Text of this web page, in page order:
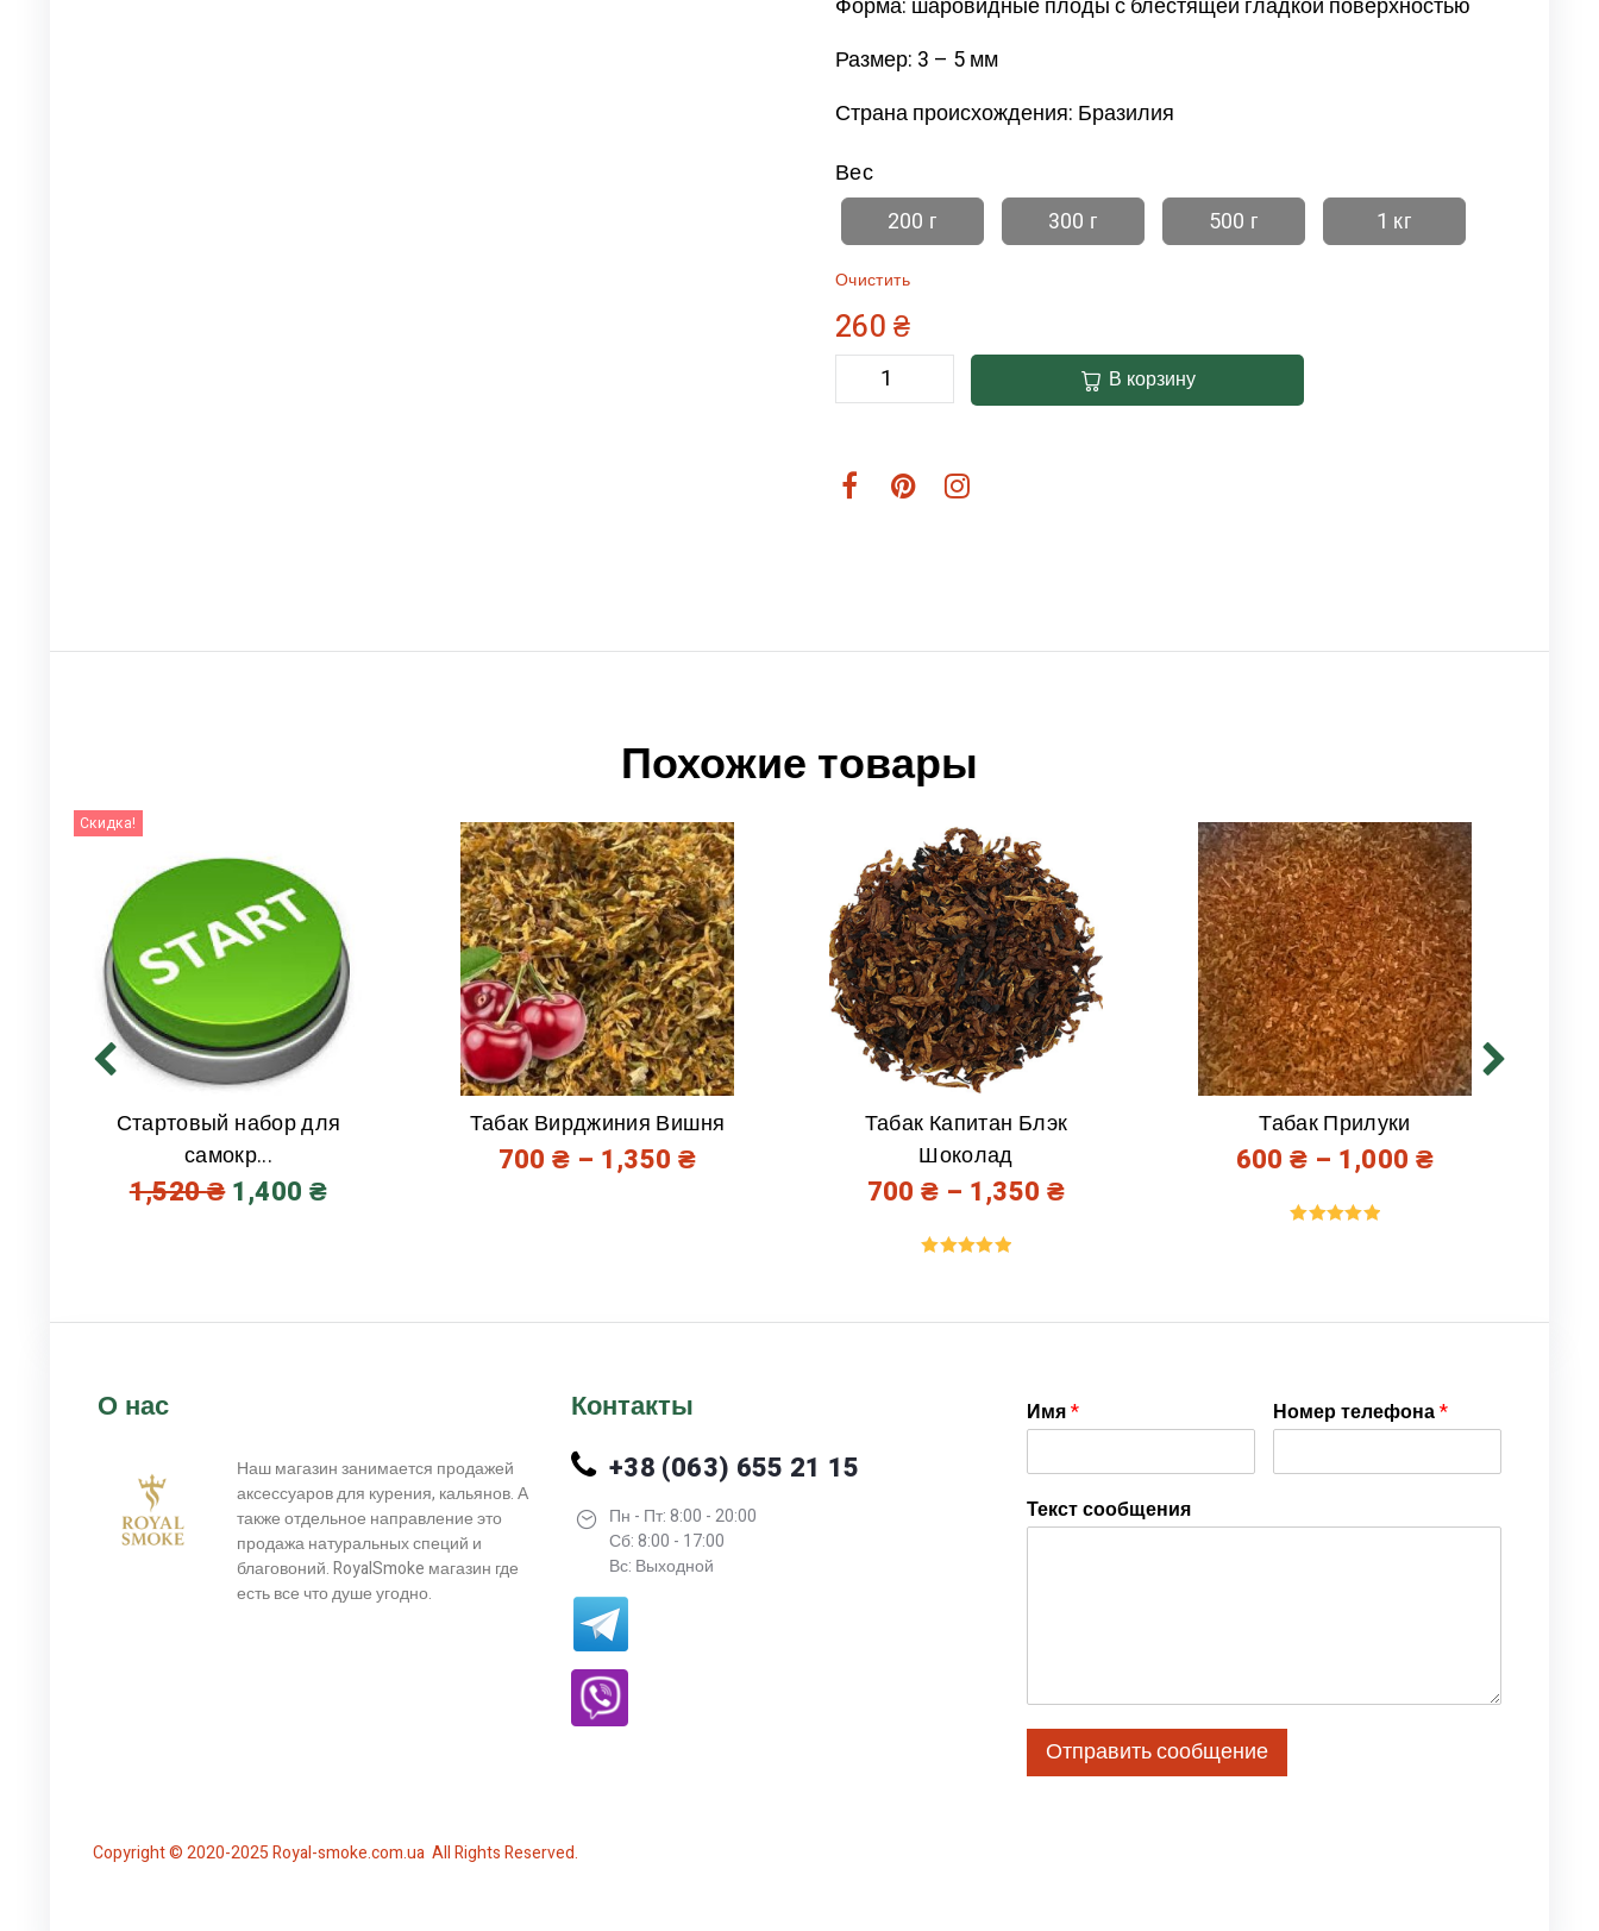
Размер: 3 – 5 мм
Страна происхождения: Бразилия
Вес
200 г
300 г 500 г 1 кг
Очистить
260₴
В корзину
Похожие товары
Скидка!
Стартовый набор для
самокр...
1,520₴ 1,400 ₴
Табак Вирджиния Вишня
700₴ – 1,350 ₴
Табак Капитан Блэк
Шоколад
700₴ – 1,350 ₴
Табак Прилуки
600₴ – 1,000 ₴
О нас
Наш магазин занимается продажей
аксессуаров для курения, кальянов. А
также отдельное направление это
продажа натуральных специй и
благовоний. RoyalSmoke магазин где
есть все что душе угодно.
Контакты
+38 (063) 655 21 15
Пн - Пт: 8:00 - 20:00
Сб: 8:00 - 17:00
Вс: Выходной
Имя* Номер телефона*
Текст сообщения
Отправить сообщение
Copyright © 2020-2025 Royal-smoke.com.ua All Rights Reserved.